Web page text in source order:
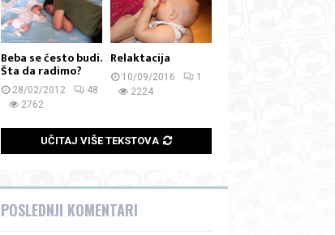
Beba se često budi.
Šta da radimo?
28/02/2012
48
2762
Relaktacija
10/09/2016
1
2224
UČITAJ VIŠE TEKSTOVA
POSLEDNJI KOMENTARI